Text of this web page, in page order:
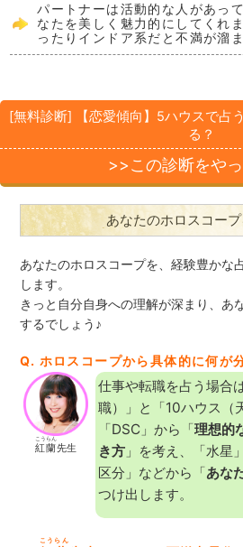
パートナーは活動的な人があっ
なたを美しく魅力的にしてくれ
ったりインドア系だと不満が溜
[無料診断] 【恋愛傾向】5ハウスで占
る？
>>この診断をや
あなたのホロスコー
あなたのホロスコープを、経験豊かな
します。
きっと自分自身への理解が深まり、あ
するでしょう♪
Q. ホロスコープから具体的に何が
紅蘭
こうらん
先生
仕事や転職を占う場合
職）」と「10ハウス（
「DSC」から「理想的
き方 」を考え、「水星
区分」などから「あな
つけ出します。
こうらん